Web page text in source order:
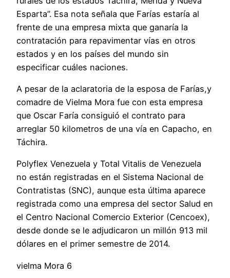
Esparta”. Esa nota señala que Farías estaría al
frente de una empresa mixta que ganaría la
contratación para repavimentar vías en otros
estados y en los países del mundo sin
especificar cuáles naciones.
A pesar de la aclaratoria de la esposa de Farías,y
comadre de Vielma Mora fue con esta empresa
que Oscar Faría consiguió el contrato para
arreglar 50 kilometros de una vía en Capacho, en
Táchira.
Polyflex Venezuela y Total Vitalis de Venezuela
no están registradas en el Sistema Nacional de
Contratistas (SNC), aunque esta última aparece
registrada como una empresa del sector Salud en
el Centro Nacional Comercio Exterior (Cencoex),
desde donde se le adjudicaron un millón 913 mil
dólares en el primer semestre de 2014.
vielma Mora 6